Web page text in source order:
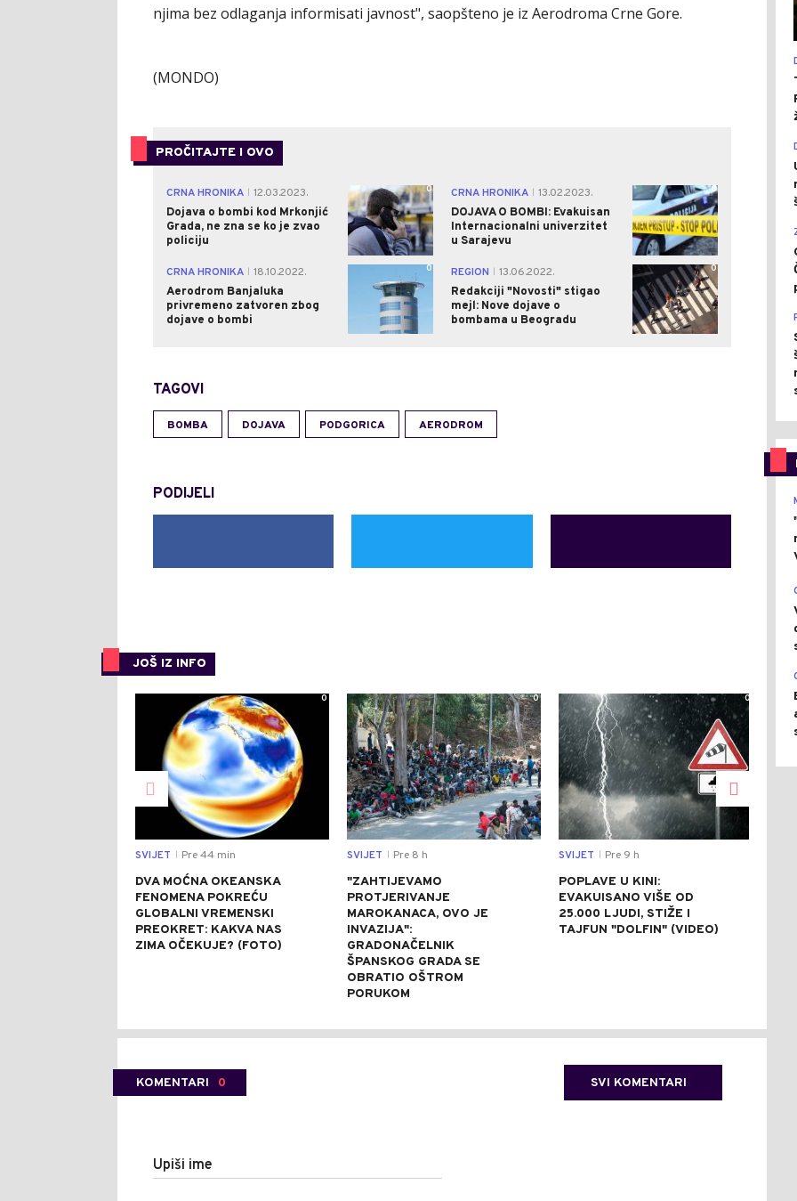
njima bez odlaganja informisati javnost", saopšteno je iz Aerodroma Crne Gore.
(MONDO)
PROČITAJTE I OVO
CRNA HRONIKA
12.03.2023.
Dojava o bombi kod Mrkonjić
Grada, ne zna se ko je zvao
policiju
0 CRNA HRONIKA
13.02.2023.
DOJAVA O BOMBI: Evakuisan
Internacionalni univerzitet
u Sarajevu
0
CRNA HRONIKA
18.10.2022.
Aerodrom Banjaluka
privremeno zatvoren zbog
dojave o bombi
0 REGION
13.06.2022.
Redakciji "Novosti" stigao
mejl: Nove dojave o
bombama u Beogradu
0
TAGOVI
BOMBA DOJAVA PODGORICA AERODROM
PODIJELI
JOŠ IZ INFO
0
SVIJET Pre 44 min
DVA MOĆNA OKEANSKA
FENOMENA POKREĆU
GLOBALNI VREMENSKI
PREOKRET: KAKVA NAS
ZIMA OČEKUJE? (FOTO)
0
SVIJET Pre 8 h
"ZAHTIJEVAMO
PROTJERIVANJE
MAROKANACA, OVO JE
INVAZIJA":
GRADONAČELNIK
ŠPANSKOG GRADA SE
OBRATIO OŠTROM
PORUKOM
0
SVIJET Pre 9 h
POPLAVE U KINI:
EVAKUISANO VIŠE OD
25.000 LJUDI, STIŽE I
TAJFUN "DOLFIN" (VIDEO)
KOMENTARI 0 SVI KOMENTARI
Upiši ime